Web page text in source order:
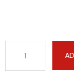
Romeo
-